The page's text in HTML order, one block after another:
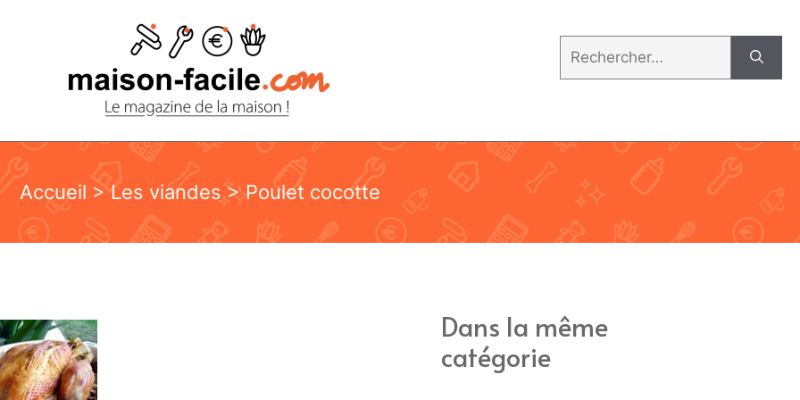
Accueil >Les viandes> Poulet cocotte
Dans la même
catégorie